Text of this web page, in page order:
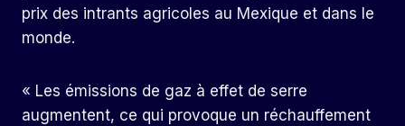
prix des intrants agricoles au Mexique et dans le
monde.
« Les émissions de gaz à effet de serre
augmentent, ce qui provoque un réchauffement